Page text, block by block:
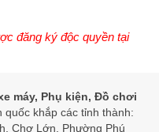
đăng ký độc quyền tại
máy, Phụ kiện, Đồ chơi
quốc khắp các tỉnh thành:
Chợ Lớn, Phường Phú